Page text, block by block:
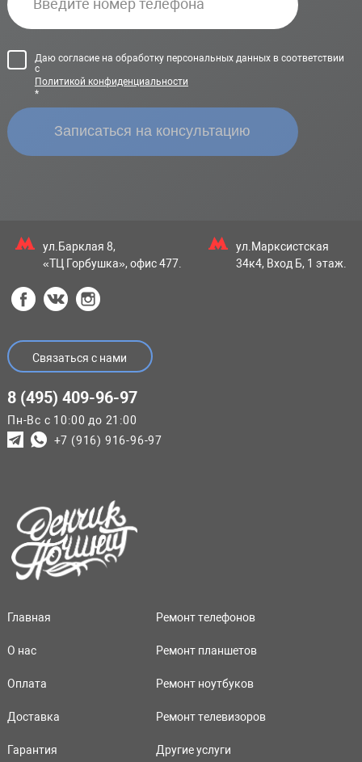
Даю согласие на обработку персональных данных в соответствии
с
Политикой конфиденциальности
*
ул.Барклая 8,
«ТЦ Горбушка», офис 477.
ул.Марксистская
34к4, Вход Б, 1 этаж.
Связаться с нами
8 (495) 409-96-97
Пн-Вс с 10:00 до 21:00
+7 (916) 916-96-97
Главная
О нас
Оплата
Доставка
Гарантия
Ремонт телефонов
Ремонт планшетов
Ремонт ноутбуков
Ремонт телевизоров
Другие услуги